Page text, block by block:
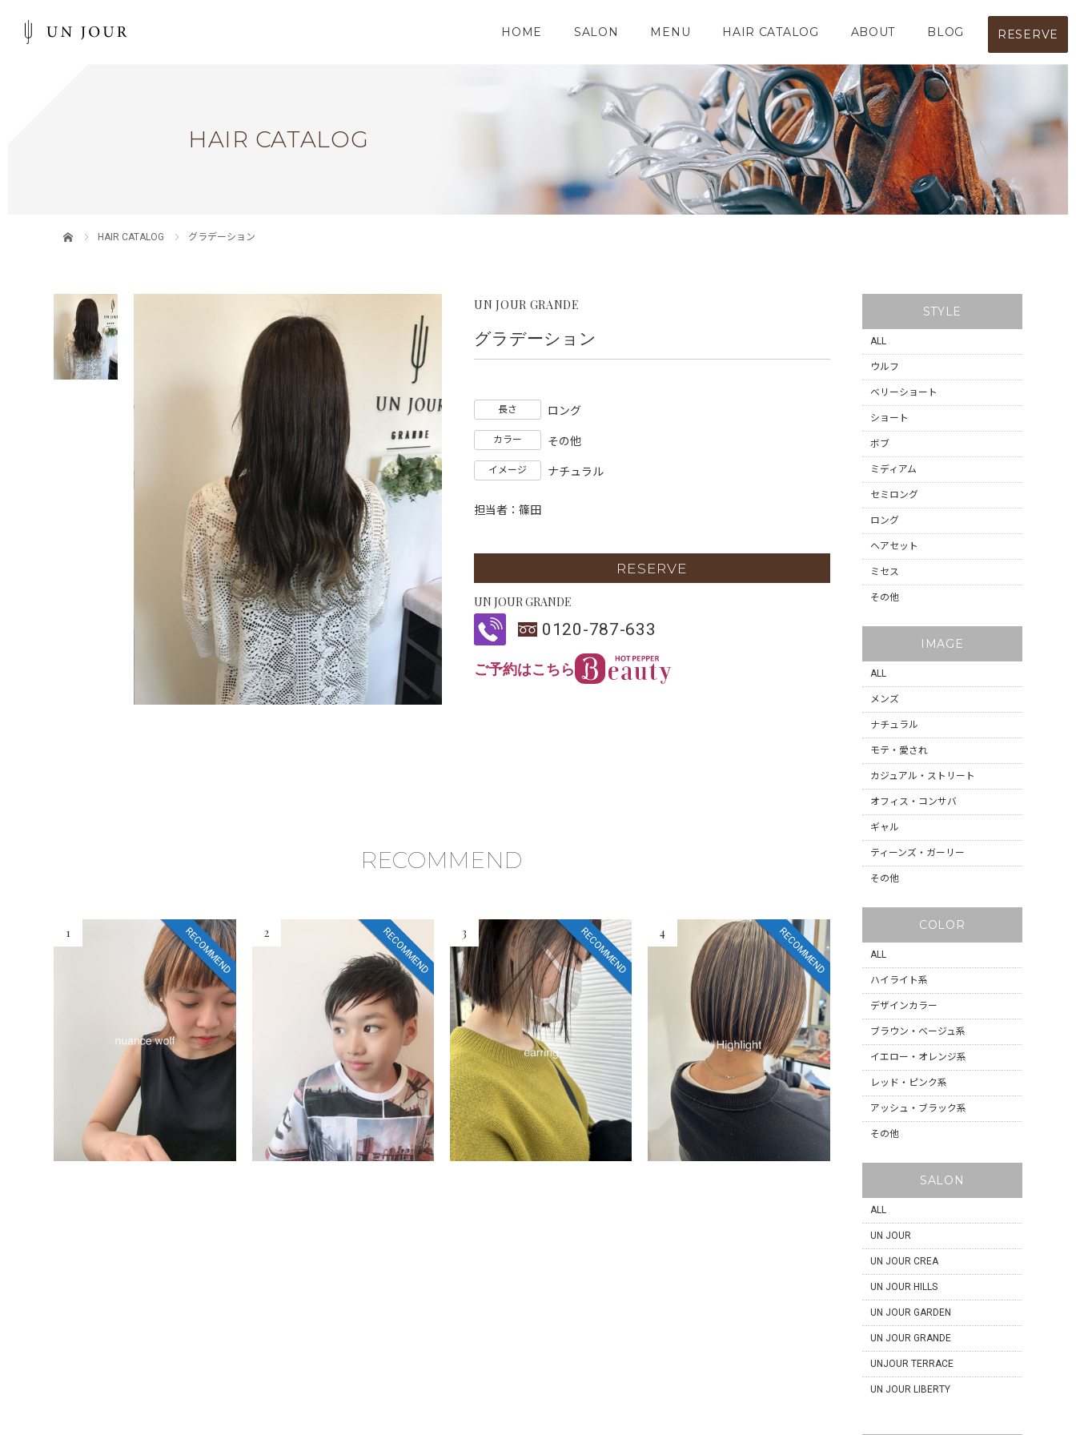
HOME SALON MENU HAIR CATALOG ABOUT BLOG RESERVE
HAIR CATALOG
HAIR CATALOG グラデーション
UN JOUR GRANDE
グラデーション
長さ ロング
カラー その他
イメージ ナチュラル
担当者：篠田
RESERVE
UN JOUR GRANDE
0120-787-633
ご予約はこちら
RECOMMEND
RECOMMEND
1 RECOMMEND
2 RECOMMEND
3 RECOMMEND
4
STYLE
ALL
ウルフ
ベリーショート
ショート
ボブ
ミディアム
セミロング
ロング
ヘアセット
ミセス
その他
IMAGE
ALL
メンズ
ナチュラル
モテ・愛され
カジュアル・ストリート
オフィス・コンサバ
ギャル
ティーンズ・ガーリー
その他
COLOR
ALL
ハイライト系
デザインカラー
ブラウン・ベージュ系
イエロー・オレンジ系
レッド・ピンク系
アッシュ・ブラック系
その他
SALON
ALL
UN JOUR
UN JOUR CREA
UN JOUR HILLS
UN JOUR GARDEN
UN JOUR GRANDE
UNJOUR TERRACE
UN JOUR LIBERTY